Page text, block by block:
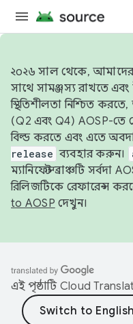
২০২৬ সাল থেকে, আমাদের
সাথে সামঞ্জস্য রাখতে এবং
স্থিতিশীলতা নিশ্চিত
(Q2 এবং Q4) AOSP-তে
বিল্ড করতে এবং এতে
release ব্যবহার করুন।
ম্যানিফেস্ট ব্রাঞ্চটি
রিলিজটিকে রেফারেন্স
to AOSP দেখুন।
এই পৃষ্ঠাটি Cloud